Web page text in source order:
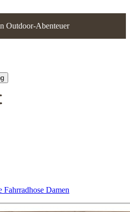
Outdoor-Abenteuer
Damen